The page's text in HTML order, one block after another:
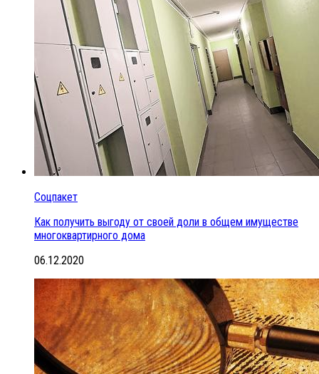
Соцпакет
Как получить выгоду от своей доли в общем имуществе
многоквартирного дома
06.12.2020